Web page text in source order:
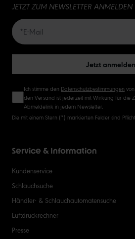
20
JETZT ZUM NEWSLETTER ANMELDEN
Jetzt anmelden
Ich stimme den Datenschutzbestimmungen
den Versand ist jederzeit mit Wirkung für die
Abmeldelink in jedem Newsletter.
Die mit einem Stern (*) markierten Felder sind
Service & Information
Kundenservice
Schlauchsuche
Händler- & Schlauchautomatensuche
Luftdruckrechner
Presse